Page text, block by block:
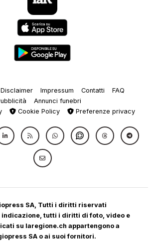
Disclaimer Impressum Contatti
FAQ
Annunci funebri
Cookie Policy Preferenze privacy
SA, Tutti i diritti riservati
indicazione, tutti i diritti di foto, video e
su laregione.ch appartengono a
SA o ai suoi fornitori.